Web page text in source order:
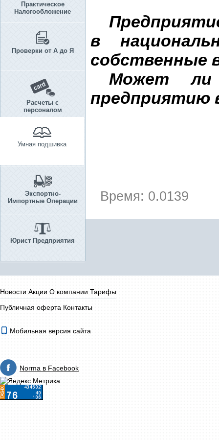
Практическое
Налогообложение
Проверки от А до Я
Расчеты с
персоналом
Умная подшивка
Экспортно-
Импортные Операции
Юрист Предприятия
в
собственные
Может ли
предприятию
Время: 0.0139
Новости Акции О компании Тарифы
Публичная оферта Контакты
Мобильная версия сайта
Norma в Facebook